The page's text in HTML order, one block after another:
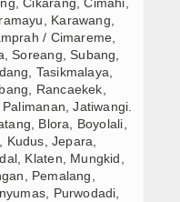
Karawang,
/ Cimareme,
Soreang, Subang,
Tasikmalaya,
Rancaekek,
Jatiwangi.
Blora, Boyolali,
Kudus, Jepara,
Klaten, Mungkid,
Pemalang,
Purwodadi,